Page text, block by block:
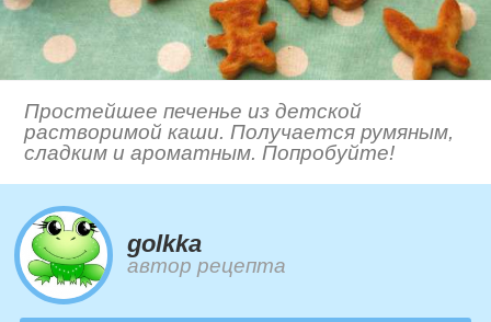
Простейшее печенье из детской
растворимой каши. Получается румяным,
сладким и ароматным. Попробуйте!
golkka
автор рецепта